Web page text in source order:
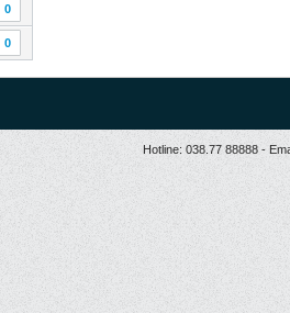
0
0
Hotline: 038.77 88888 -